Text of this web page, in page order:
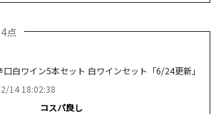
4点
白ワイン5本セット 白ワインセット「6/24更新」
14 18:02:38
コスパ良し